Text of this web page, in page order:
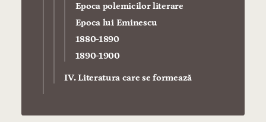
Epoca polemicilor literare
Epoca lui Eminescu
1880-1890
1890-1900
IV. Literatura care se formează